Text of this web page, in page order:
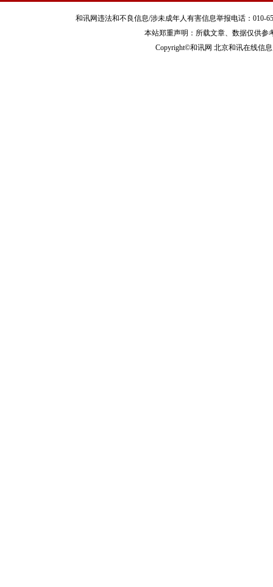
和讯网违法和不良信息/涉未成年人有害信息举报电话：010-
本站郑重声明：所载文章、数据仅供参
Copyright©和讯网 北京和讯在线信